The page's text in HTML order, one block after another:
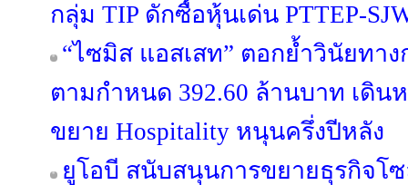
กลุ่ม TIP ดักซื้อหุ้นเด่น PTTEP-
“ไซมิส แอสเสท” ตอกย้ำวินัยทา
ตามกำหนด 392.60 ล้านบาท เดิน
ขยาย Hospitality หนุนครึ่งปีหลัง
ยูโอบี สนับสนุนการขยายธุรกิจโ